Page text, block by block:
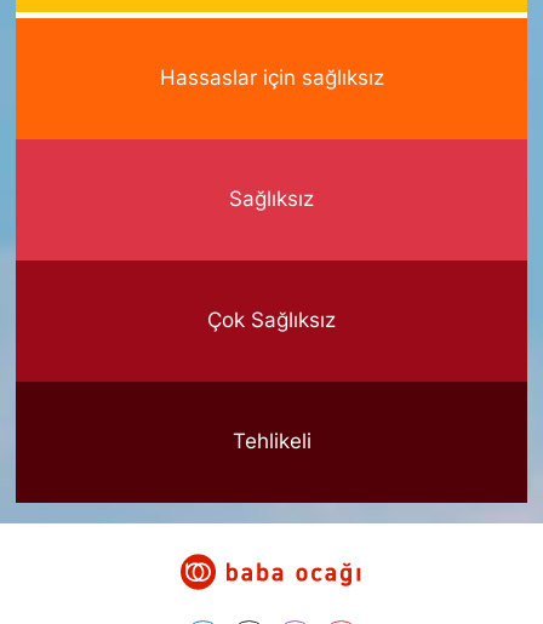
Hassaslar için sağlıksız
Sağlıksız
Çok Sağlıksız
Tehlikeli